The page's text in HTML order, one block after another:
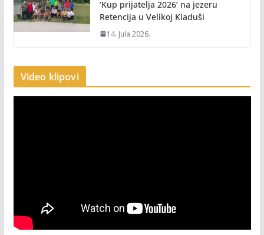
‘Kup prijatelja 2026’ na jezeru
Retencija u Velikoj Kladuši
14. Jula 2026.
Video klipovi